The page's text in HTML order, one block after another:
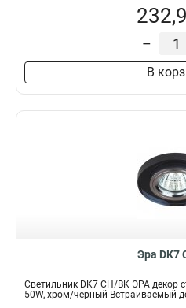
–
В
Эра DK7
Светильник DK7 CH/BK ЭРА декор
50W, хром/черный Встраиваемый